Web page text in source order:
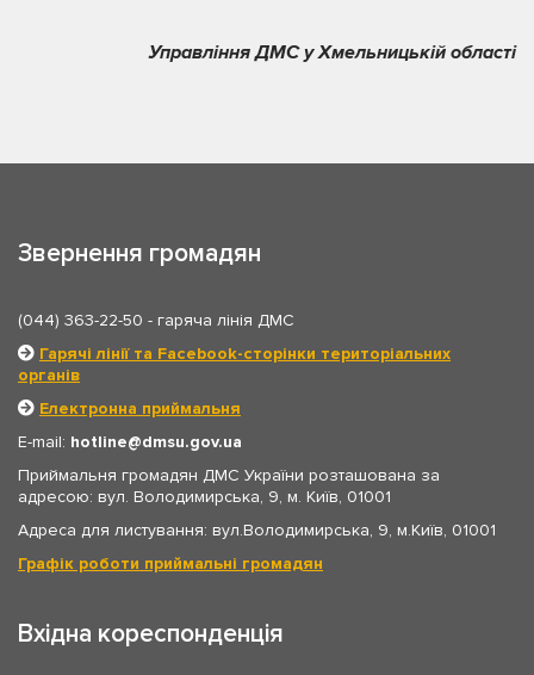
Управління ДМС у Хмельницькій області
Звернення громадян
(044) 363-22-50 - гаряча лінія ДМС
Гарячі лінії та Facebook-сторінки територіальних
органів
Електронна приймальня
E-mail: hotline
dmsu.gov.ua
Приймальня громадян ДМС України розташована за
адресою: вул. Володимирська, 9, м. Київ, 01001
Адреса для листування: вул.Володимирська, 9, м.Київ, 01001
Графік роботи приймальні громадян
Вхідна кореспонденція